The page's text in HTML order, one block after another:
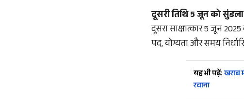
दूसरी तिथि 5 जून को
दूसरा साक्षात्कार 5 जून
पद, योग्यता और समय
यह भी पढ़ें:खराब
रवाना